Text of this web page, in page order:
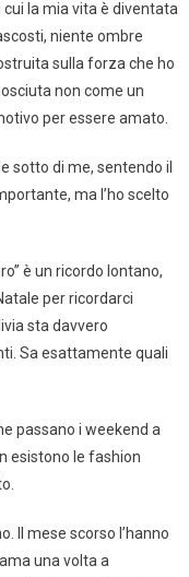
la mia vita è diventata
niente ombre
sulla forza che ho
non come un
per essere amato.
sotto di me, sentendo il
ma l’ho scelto
è un ricordo lontano,
per ricordarci
sta davvero
Sa esattamente quali
passano i weekend a
esistono le fashion
Il mese scorso l’hanno
una volta a